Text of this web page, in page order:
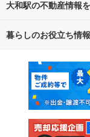
大和駅の不動産情報
不動産・住宅
新築マンション
新築一戸建て
注文住宅
暮らしのお役立ち情報
マンションカタロ